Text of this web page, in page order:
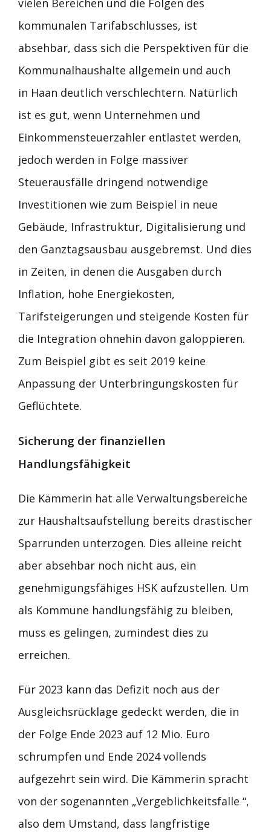
vielen Bereichen und die Folgen des
kommunalen Tarifabschlusses, ist
absehbar, dass sich die Perspektiven für die
Kommunalhaushalte allgemein und auch
in Haan deutlich verschlechtern. Natürlich
ist es gut, wenn Unternehmen und
Einkommensteuerzahler entlastet werden,
jedoch werden in Folge massiver
Steuerausfälle dringend notwendige
Investitionen wie zum Beispiel in neue
Gebäude, Infrastruktur, Digitalisierung und
den Ganztagsausbau ausgebremst. Und dies
in Zeiten, in denen die Ausgaben durch
Inflation, hohe Energiekosten,
Tarifsteigerungen und steigende Kosten für
die Integration ohnehin davon galoppieren.
Zum Beispiel gibt es seit 2019 keine
Anpassung der Unterbringungskosten für
Geflüchtete.
Sicherung der finanziellen
Handlungsfähigkeit
Die Kämmerin hat alle Verwaltungsbereiche
zur Haushaltsaufstellung bereits drastischer
Sparrunden unterzogen. Dies alleine reicht
aber absehbar noch nicht aus, ein
genehmigungsfähiges HSK aufzustellen. Um
als Kommune handlungsfähig zu bleiben,
muss es gelingen, zumindest dies zu
erreichen.
Für 2023 kann das Defizit noch aus der
Ausgleichsrücklage gedeckt werden, die in
der Folge Ende 2023 auf 12 Mio. Euro
schrumpfen und Ende 2024 vollends
aufgezehrt sein wird. Die Kämmerin spracht
von der sogenannten „Vergeblichkeitsfalle “,
also dem Umstand, dass langfristige